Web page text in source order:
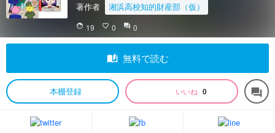
著作者 湘浜高校知的財産部（仮）
face 19 favorite_border 0 question_answer 0
auto_stories 無料で読む
本棚登録 いいね 0 forum